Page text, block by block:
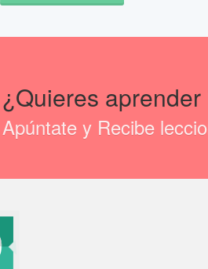
¿Quieres
Apúntate y Recibe